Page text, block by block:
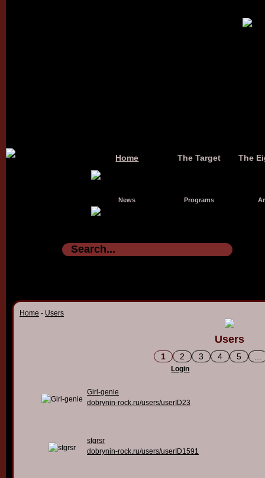
Home The Target The
News Programs
Home - Users
Users
1 2 3 4 5
Login
Girl-genie
dobrynin-rock.ru/users/userID23
stgrsr
dobrynin-rock.ru/users/userID1591